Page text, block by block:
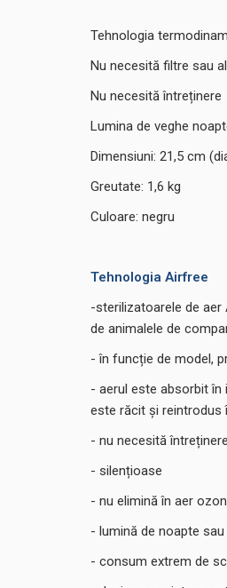
Tehnologia
Nu necesită filtre sau
Nu necesită întreținere
Lumina de veghe
Dimensiuni: 21,5 cm
Greutate: 1,6 kg
Culoare: negru
Tehnologia Airfree
-sterilizatoarele de aer
de animalele de
- în funcție de model,
- aerul este absorbit în
este răcit și reintrodus
- nu necesită
- silențioase
- nu elimină în aer
- lumină de noapte
- consum extrem de